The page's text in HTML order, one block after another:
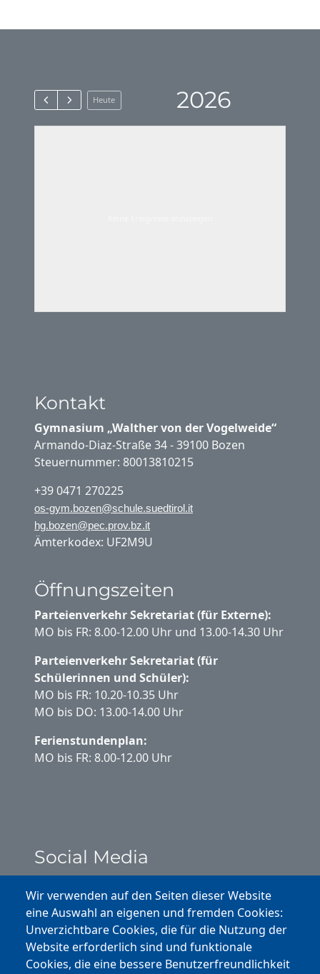
Wir verwenden auf den Seiten dieser Website
eine Auswahl an eigenen und fremden Cookies:
Unverzichtbare Cookies, die für die Nutzung der
Website erforderlich sind und funktionale
Cookies, die eine bessere Benutzerfreundlichkeit
Heute 2026
Kontakt
Gymnasium „Walther von der Vogelweide“
Armando-Diaz-Straße 34 - 39100 Bozen
Steuernummer: 80013810215
+39 0471 270225
os-gym.bozen@schule.suedtirol.it
hg.bozen@pec.prov.bz.it
Ämterkodex: UF2M9U
Öffnungszeiten
Parteienverkehr Sekretariat (für Externe):
MO bis FR: 8.00-12.00 Uhr und 13.00-14.30 Uhr
Parteienverkehr Sekretariat (für
Schülerinnen und Schüler):
MO bis FR: 10.20-10.35 Uhr
MO bis DO: 13.00-14.00 Uhr
Ferienstundenplan:
MO bis FR: 8.00-12.00 Uhr
Social Media
Instagram
Facebook
Youtube